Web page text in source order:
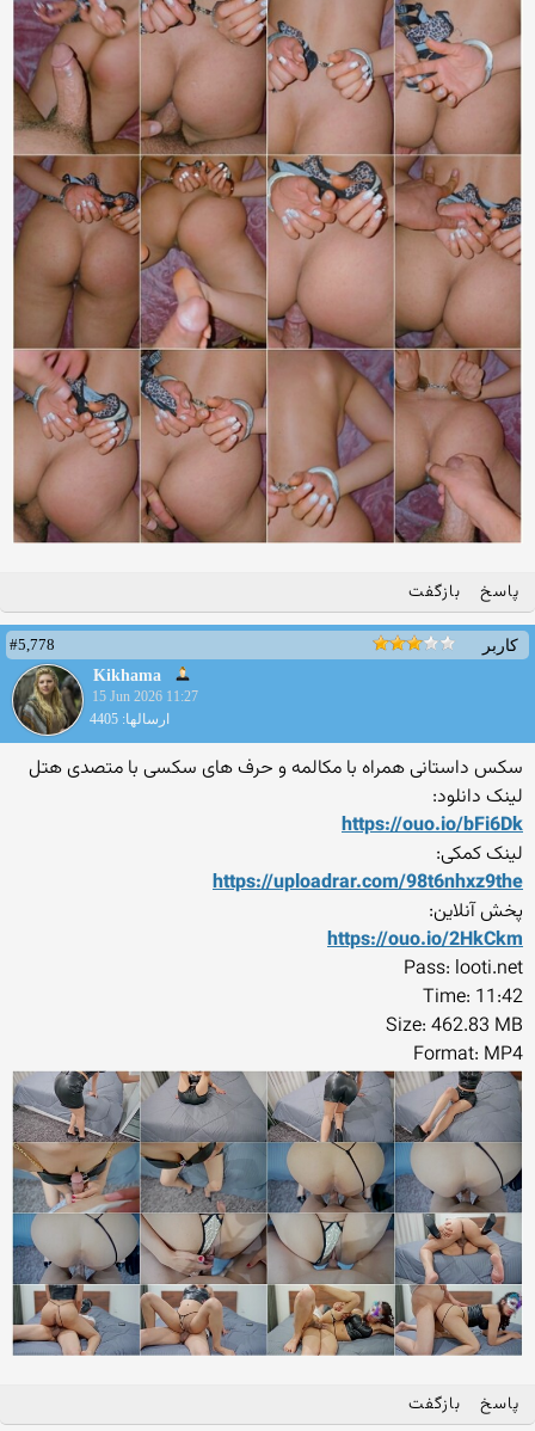
پاسخ بازگفت
کاربر
#5,778
Kikhama
15 Jun 2026 11:27
ارسالها: 4405
سکس داستانی همراه با مکالمه و حرف های سکسی با متصدی هتل
لینک دانلود:
https://ouo.io/bFi6Dk
لینک کمکی:
https://uploadrar.com/98t6nhxz9the
پخش آنلاین:
https://ouo.io/2HkCkm
Pass: looti.net
Time: 11:42
Size: 462.83 MB
Format: MP4
پاسخ بازگفت